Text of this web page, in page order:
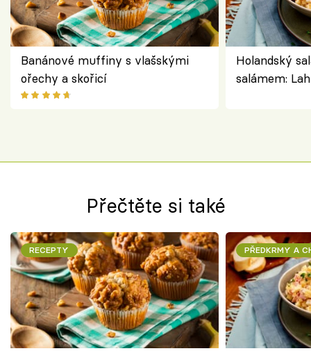
Banánové muffiny s vlašskými
ořechy a skořicí
Holandský
salámem:
Přečtěte si také
RECEPTY PŘEDKRMY A